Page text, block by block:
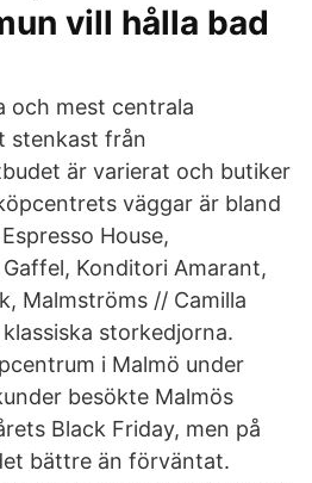
vill hålla bad
och mest centrala
stenkast från
är varierat och butiker
väggar är bland
House,
Konditori Amarant,
Malmströms // Camilla
storkedjorna.
i Malmö under
besökte Malmös
Black Friday, men på
bättre än förväntat.